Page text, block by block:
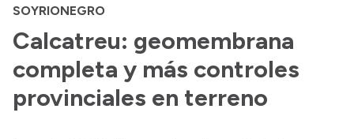
Delegaciones
Autoridades
Normativa
SOYRIONEGRO
Calcatreu: geomembrana
completa y más controles
provinciales en terreno